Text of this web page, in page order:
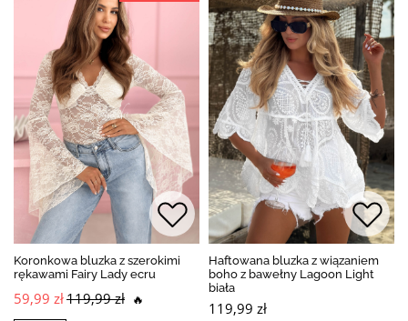
Koronkowa bluzka z szerokimi
rękawami Fairy Lady ecru
59,99 zł119,99 zł 🔥
Haftowana bluzka z wiązaniem
boho z bawełny Lagoon Light
biała
119,99 zł